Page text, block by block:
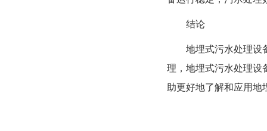
结论
地埋式污水处理设备
理，地埋式污水处理设
助更好地了解和应用地